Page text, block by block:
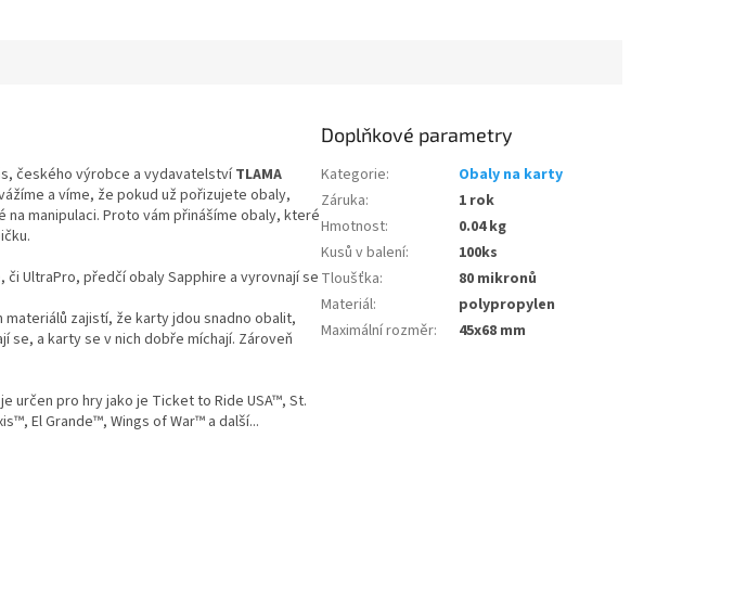
českého výrobce a vydavatelství TLAMA
a víme, že pokud už pořizujete obaly,
manipulaci. Proto vám přinášíme obaly, které
UltraPro, předčí obaly Sapphire a vyrovnají se
zajistí, že karty jdou snadno obalit,
se, a karty se v nich dobře míchají. Zároveň
určen pro hry jako je Ticket to Ride USA™, St.
El Grande™, Wings of War™ a další...
Doplňkové parametry
Kategorie:
Obaly na karty
Záruka:
1 rok
Hmotnost:
0.04 kg
Kusů v balení:
100ks
Tloušťka:
80 mikronů
Materiál:
polypropylen
Maximální rozměr: 45x68 mm